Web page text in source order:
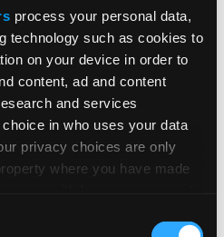
process your personal data,
technology such as cookies to
on your device in order to
content, ad and content
and services
in who uses your data
privacy choices are only
where you have made
Einblicke und